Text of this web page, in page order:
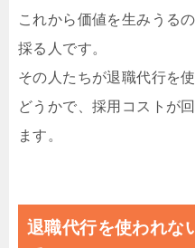
これから価値を生みうる
採る人です。
その人たちが退職代行を
どうかで、採用コストが
ます。
退職代行を使われな